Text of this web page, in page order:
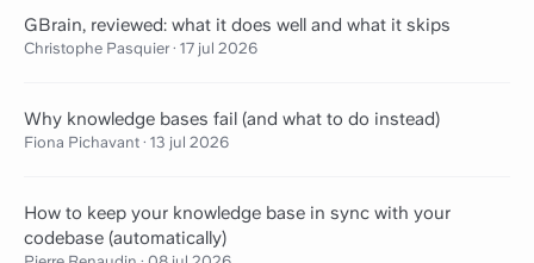
GBrain, reviewed: what it does well and what it skips
Christophe Pasquier · 17 jul 2026
Why knowledge bases fail (and what to do instead)
Fiona Pichavant · 13 jul 2026
How to keep your knowledge base in sync with your
codebase (automatically)